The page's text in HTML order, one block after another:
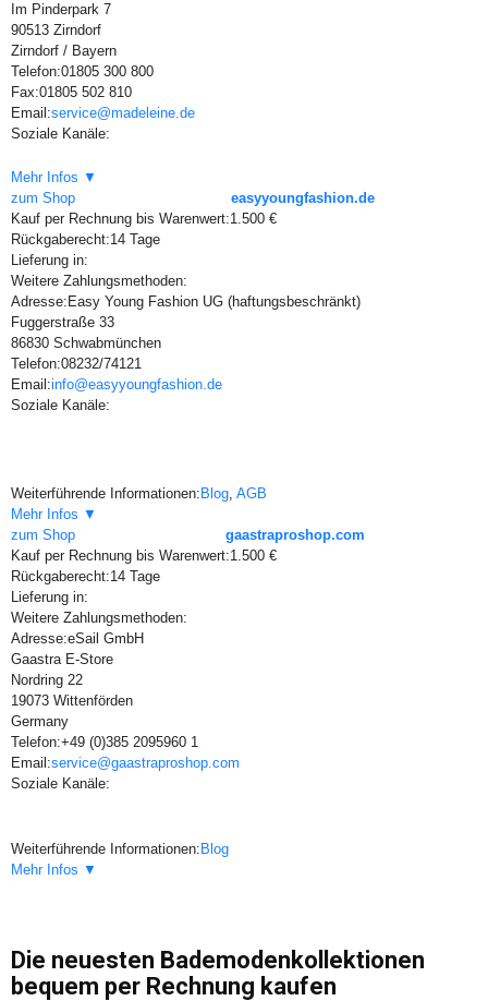
Im Pinderpark 7
90513 Zirndorf
Zirndorf / Bayern
Telefon:01805 300 800
Fax:01805 502 810
Email:service@madeleine.de
Soziale Kanäle:
Mehr Infos ▼
zum Shop
easyyoungfashion.de
Kauf per Rechnung bis Warenwert:1.500 €
Rückgaberecht:14 Tage
Lieferung in:
Weitere Zahlungsmethoden:
Adresse: Easy Young Fashion UG (haftungsbeschränkt)
Fuggerstraße 33
86830 Schwabmünchen
Telefon:08232/74121
Email:info@easyyoungfashion.de
Soziale Kanäle:
Weiterführende Informationen: Blog, AGB
Mehr Infos ▼
zum Shop
gaastraproshop.com
Kauf per Rechnung bis Warenwert:1.500 €
Rückgaberecht:14 Tage
Lieferung in:
Weitere Zahlungsmethoden:
Adresse:eSail GmbH
Gaastra E-Store
Nordring 22
19073 Wittenförden
Germany
Telefon:+49 (0)385 2095960 1
Email:service@gaastraproshop.com
Soziale Kanäle:
Weiterführende Informationen: Blog
Mehr Infos ▼
Die neuesten Bademodenkollektionen
bequem per Rechnung kaufen